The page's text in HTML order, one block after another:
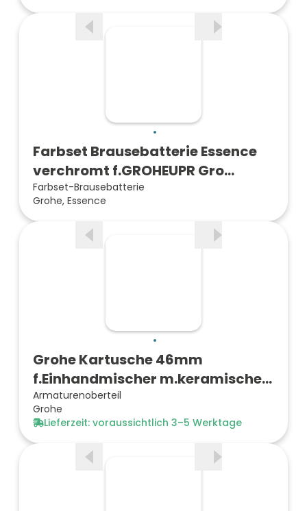
Farbset Brausebatterie Essence
verchromt f.GROHEUPR Gro…
Farbset-Brausebatterie
Grohe, Essence
Grohe Kartusche 46mm
f.Einhandmischer m.keramischen
Dic…
Armaturenoberteil
Grohe
Lieferzeit: voraussichtlich 3–5 Werktage